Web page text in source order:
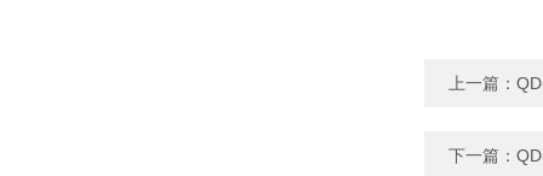
上一篇：
下一篇：